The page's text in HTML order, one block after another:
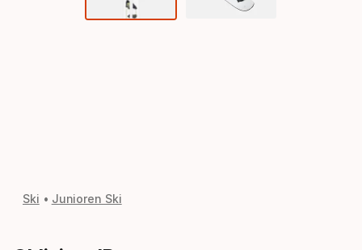
Ski Junioren Ski